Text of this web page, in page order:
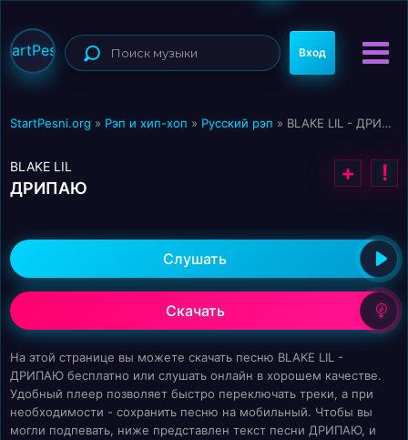
Вход
StartPesni.org » Рэп и хип-хоп » Русский рэп » BLAKE LIL - ДРИПАЮ
BLAKE LIL
ДРИПАЮ
+ !
Слушать
Скачать
На этой странице вы можете скачать песню BLAKE LIL -
ДРИПАЮ бесплатно или слушать онлайн в хорошем качестве.
Удобный плеер позволяет быстро переключать треки, а при
необходимости - сохранить песню на мобильный. Чтобы вы
могли подпевать, ниже представлен текст песни ДРИПАЮ, и